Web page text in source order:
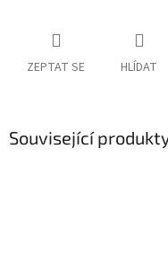
ZEPTAT SE HLÍDAT
Související